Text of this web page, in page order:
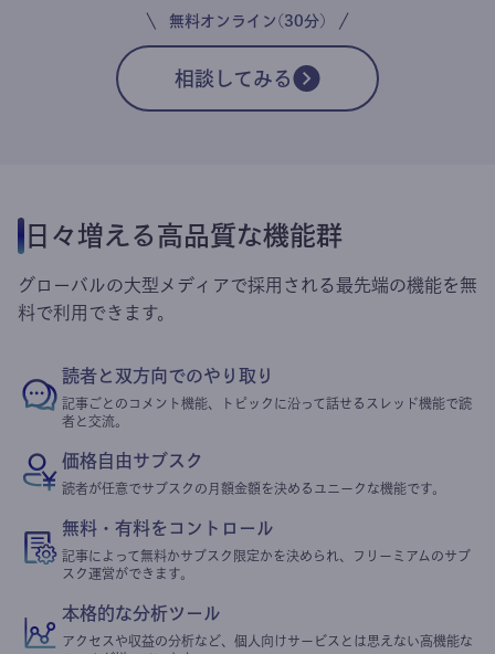
無料オンライン(30分)
相談してみる
日々増える高品質な機能群
グローバルの大型メディアで採用される最先端の機能を無
料で利用できます。
読者と双方向でのやり取り
記事ごとのコメント機能、トピックに沿って話せるスレッド機能で読
者と交流。
価格自由サブスク
読者が任意でサブスクの月額金額を決めるユニークな機能です。
無料・有料をコントロール
記事によって無料かサブスク限定かを決められ、フリーミアムのサブ
スク運営ができます。
本格的な分析ツール
アクセスや収益の分析など、個人向けサービスとは思えない高機能な